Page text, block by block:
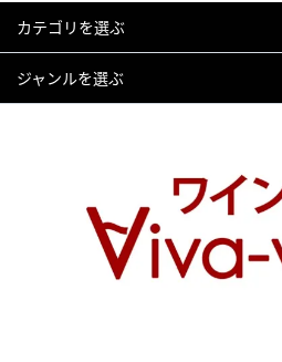
カテゴリを選ぶ
ジャンルを選ぶ